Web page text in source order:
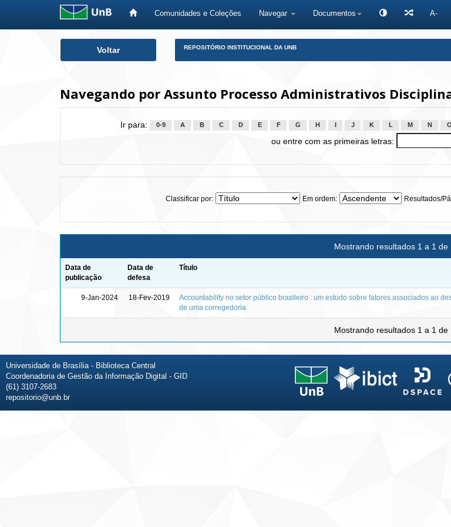
Comunidades e Coleções Navegar Documentos A-
Voltar REPOSITÓRIO INSTITUCIONAL DA UNB
Navegando por Assunto Processo Administrativos
Ir para: 0-9 A B C D E F G H J K L M N O
ou entre com as primeiras letras:
Classificar por: Em ordem: Resultados/
Mostrando resultados 1 a 1 de
Data de
publicação
Data de
defesa
Título
9-Jan-2024 18-Fev-2019
Accountability no setor público brasileiro : um estudo sobre fatores associados ao
de uma corregedoria
Mostrando resultados 1 a 1 de
Universidade de Brasília - Biblioteca Central
Coordenadoria de Gestão da Informação Digital - GID
(61) 3107-2683
repositorio@unb.br